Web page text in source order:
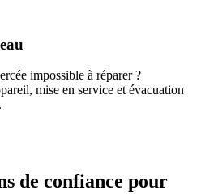
impossible à réparer ?
mise en service et évacuation
de confiance pour